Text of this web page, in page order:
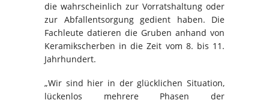
die wahrscheinlich zur Vorratshaltung oder
zur Abfallentsorgung gedient haben. Die
Fachleute datieren die Gruben anhand von
Keramikscherben in die Zeit vom 8. bis 11.
Jahrhundert.
„Wir sind hier in der glücklichen Situation,
lückenlos mehrere Phasen der